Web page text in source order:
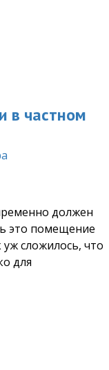
в частном
должен
это помещение
сложилось, что
для